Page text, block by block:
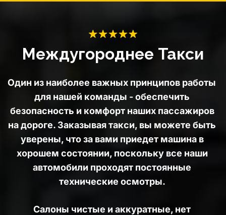
Междугороднее Такси
Один из наиболее важных принципов работы
для нашей команды - обеспечить
безопасность и комфорт наших пассажиров
на дороге. Заказывая такси, вы можете быть
уверены, что за вами приедет машина в
хорошем состоянии, поскольку все наши
автомобили проходят постоянные
технические осмотры.
Салоны чистые и аккуратные, нет